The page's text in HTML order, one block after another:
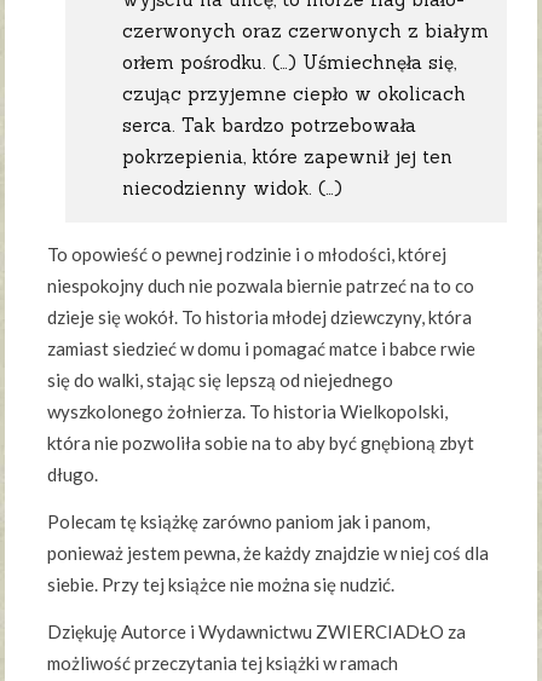
czerwonych oraz czerwonych z białym
orłem pośrodku. (…) Uśmiechnęła się,
czując przyjemne ciepło w okolicach
serca. Tak bardzo potrzebowała
pokrzepienia, które zapewnił jej ten
niecodzienny widok. (…)
To opowieść o pewnej rodzinie i o młodości, której
niespokojny duch nie pozwala biernie patrzeć na to co
dzieje się wokół. To historia młodej dziewczyny, która
zamiast siedzieć w domu i pomagać matce i babce rwie
się do walki, stając się lepszą od niejednego
wyszkolonego żołnierza. To historia Wielkopolski,
która nie pozwoliła sobie na to aby być gnębioną zbyt
długo.
Polecam tę książkę zarówno paniom jak i panom,
ponieważ jestem pewna, że każdy znajdzie w niej coś dla
siebie. Przy tej książce nie można się nudzić.
Dziękuję Autorce i Wydawnictwu ZWIERCIADŁO za
możliwość przeczytania tej książki w ramach